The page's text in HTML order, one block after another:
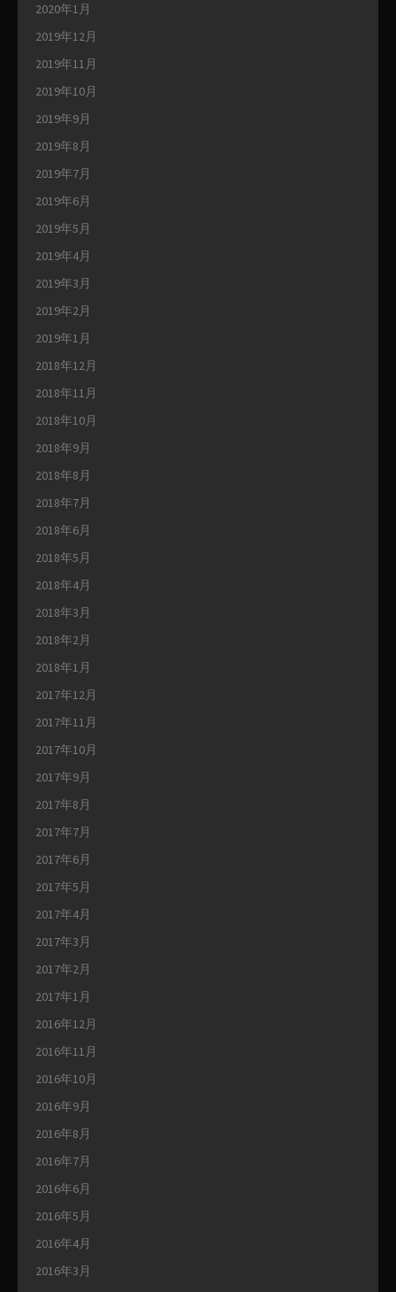
2020年1月
2019年12月
2019年11月
2019年10月
2019年9月
2019年8月
2019年7月
2019年6月
2019年5月
2019年4月
2019年3月
2019年2月
2019年1月
2018年12月
2018年11月
2018年10月
2018年9月
2018年8月
2018年7月
2018年6月
2018年5月
2018年4月
2018年3月
2018年2月
2018年1月
2017年12月
2017年11月
2017年10月
2017年9月
2017年8月
2017年7月
2017年6月
2017年5月
2017年4月
2017年3月
2017年2月
2017年1月
2016年12月
2016年11月
2016年10月
2016年9月
2016年8月
2016年7月
2016年6月
2016年5月
2016年4月
2016年3月